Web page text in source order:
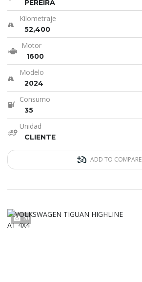
PEREIRA
Kilometraje
52,400
Motor
1600
Modelo
2024
Consumo
35
Unidad
CLIENTE
ADD TO COMPARE
20